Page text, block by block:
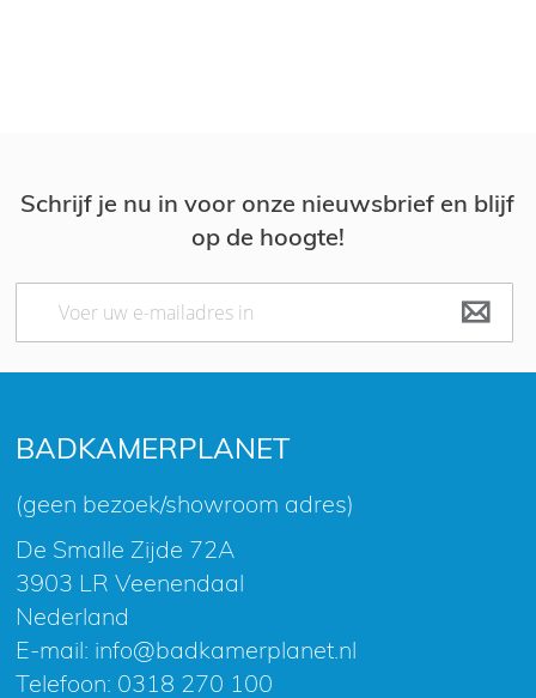
BADKAMERPLANET
(geen bezoek/showroom adres)
De Smalle Zijde 72A
3903 LR Veenendaal
Nederland
E-mail: info@badkamerplanet.nl
Telefoon: 0318 270 100
Schrijf je nu in voor onze nieuwsbrief en blijf
op de hoogte!
Abonneer
op
nieuwsbrief